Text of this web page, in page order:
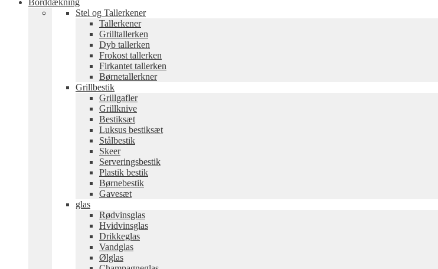
Borddækning
Stel og Tallerkener
Tallerkener
Grilltallerken
Dyb tallerken
Frokost tallerken
Firkantet tallerken
Børnetallerkner
Grillbestik
Grillgafler
Grillknive
Bestiksæt
Luksus bestiksæt
Stålbestik
Skeer
Serveringsbestik
Plastik bestik
Børnebestik
Gavesæt
glas
Rødvinsglas
Hvidvinsglas
Drikkeglas
Vandglas
Ølglas